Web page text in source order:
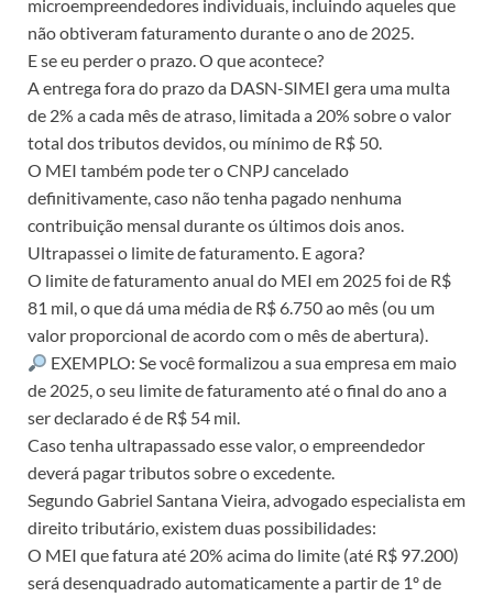
microempreendedores individuais, incluindo aqueles que
não obtiveram faturamento durante o ano de 2025.
E se eu perder o prazo. O que acontece?
A entrega fora do prazo da DASN-SIMEI gera uma multa
de 2% a cada mês de atraso, limitada a 20% sobre o valor
total dos tributos devidos, ou mínimo de R$ 50.
O MEI também pode ter o CNPJ cancelado
definitivamente, caso não tenha pagado nenhuma
contribuição mensal durante os últimos dois anos.
Ultrapassei o limite de faturamento. E agora?
O limite de faturamento anual do MEI em 2025 foi de R$
81 mil, o que dá uma média de R$ 6.750 ao mês (ou um
valor proporcional de acordo com o mês de abertura).
EXEMPLO: Se você formalizou a sua empresa em maio
de 2025, o seu limite de faturamento até o final do ano a
ser declarado é de R$ 54 mil.
Caso tenha ultrapassado esse valor, o empreendedor
deverá pagar tributos sobre o excedente.
Segundo Gabriel Santana Vieira, advogado especialista em
direito tributário, existem duas possibilidades:
O MEI que fatura até 20% acima do limite (até R$ 97.200)
será desenquadrado automaticamente a partir de 1º de